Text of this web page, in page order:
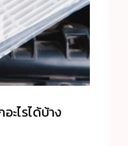
ะไรได้บ้าง